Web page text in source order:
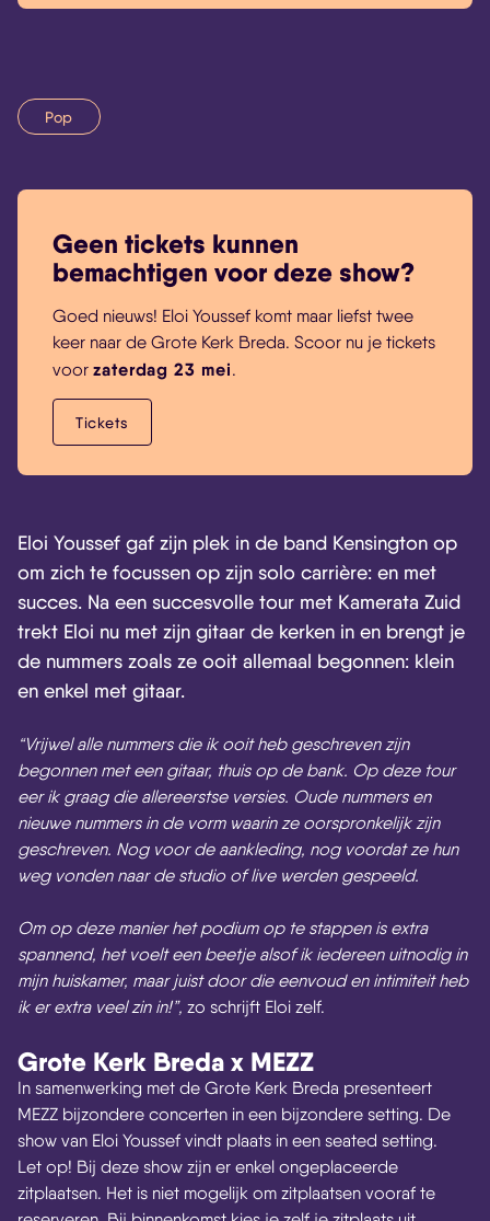
Pop
Geen tickets kunnen
bemachtigen voor deze show?
Goed nieuws! Eloi Youssef komt maar liefst twee
keer naar de Grote Kerk Breda. Scoor nu je tickets
voor zaterdag 23 mei.
Tickets
Eloi Youssef gaf zijn plek in de band Kensington op
om zich te focussen op zijn solo carrière: en met
succes. Na een succesvolle tour met Kamerata Zuid
trekt Eloi nu met zijn gitaar de kerken in en brengt je
de nummers zoals ze ooit allemaal begonnen: klein
en enkel met gitaar.
“Vrijwel alle nummers die ik ooit heb geschreven zijn
begonnen met een gitaar, thuis op de bank. Op deze tour
eer ik graag die allereerstse versies. Oude nummers en
nieuwe nummers in de vorm waarin ze oorspronkelijk zijn
geschreven. Nog voor de aankleding, nog voordat ze hun
weg vonden naar de studio of live werden gespeeld.
Om op deze manier het podium op te stappen is extra
spannend, het voelt een beetje alsof ik iedereen uitnodig in
mijn huiskamer, maar juist door die eenvoud en intimiteit heb
ik er extra veel zin in!”, zo schrijft Eloi zelf.
Grote Kerk Breda x MEZZ
In samenwerking met de Grote Kerk Breda presenteert
MEZZ bijzondere concerten in een bijzondere setting. De
show van Eloi Youssef vindt plaats in een seated setting.
Let op! Bij deze show zijn er enkel ongeplaceerde
zitplaatsen. Het is niet mogelijk om zitplaatsen vooraf te